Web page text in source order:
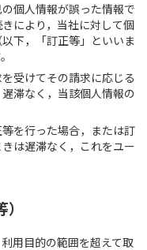
個人情報が誤った情報で
により，当社に対して個
下，「訂正等」といいま
受けてその請求に応じる
滞なく，当該個人情報の
を行った場合，または訂
は遅滞なく，これをユー
用目的の範囲を超えて取